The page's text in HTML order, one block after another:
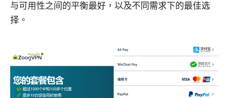
与可用性之间的平衡最好，以及不同需求下的最佳选
择。